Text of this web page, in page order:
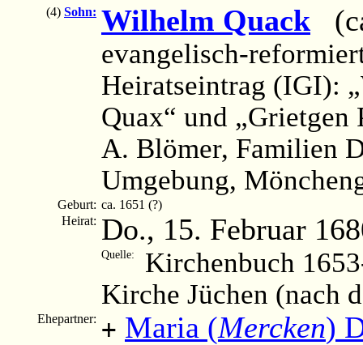
(4) Sohn: Wilhelm Quack
evangelisch-
Heiratseintrag (IGI):
Quax“ und „Grietgen
A. Blömer, Familien
Umgebung,
Geburt: ca. 1651 (?)
Heirat: Do., 15. Februar
Quelle:
Kirchenbuch
Kirche Jüchen (nach
Ehepartner: + Maria (Mercken)